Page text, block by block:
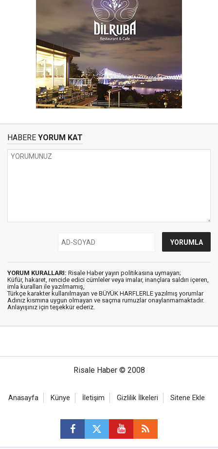
HABERE YORUM KAT
YORUM KURALLARI: Risale Haber yayın politikasına uymayan;
Küfür, hakaret, rencide edici cümleler veya imalar, inançlara saldırı içeren,
imla kuralları ile yazılmamış,
Türkçe karakter kullanılmayan ve BÜYÜK HARFLERLE yazılmış yorumlar
Adınız kısmına uygun olmayan ve saçma rumuzlar onaylanmamaktadır.
Anlayışınız için teşekkür ederiz.
Risale Haber © 2008
Anasayfa Künye İletişim Gizlilik İlkeleri Sitene Ekle